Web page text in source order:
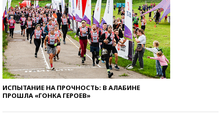
ИСПЫТАНИЕ НА ПРОЧНОСТЬ: В АЛАБИНЕ
ПРОШЛА «ГОНКА ГЕРОЕВ»